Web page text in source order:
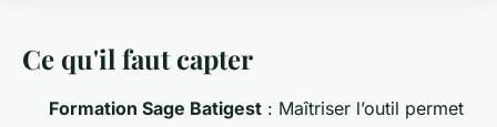
Ce qu'il faut capter
Formation Sage Batigest : Maîtriser l’outil permet